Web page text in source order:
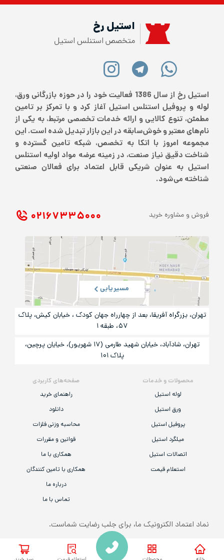
استیل رخ
متخصص استنلس استیل
استیل رخ از سال 1386 فعالیت خود را در حوزه بازرگانی ورق،
لوله و پروفیل استنلس استیل آغاز کرد و با تمرکز بر تامین
مطمئن، تنوع کالایی و ارائه خدمات تخصصی مرتبط، به یکی از
نام‌های معتبر و خوش‌سابقه در این بازار تبدیل شده است. این
مجموعه امروز با اتکا به تخصص، شبکه تامین گسترده و
شناخت دقیق نیاز صنعت، در زمینه عرضه مواد اولیه استنلس
استیل به عنوان شریکی قابل اعتماد برای فعالان صنعتی
شناخته می‌شود.
محصولات و خدمات
لوله استیل
ورق استیل
پروفیل استیل
میلگرد استیل
اتصالات استیل
استعلام قیمت
صفحه‌های کاربردی
راهنمای خرید
دانلود
محاسبه وزنی فلزات
قوانین و مقررات
همکاری با ما
همکاری با تامین کنندگان
درباره ما
تماس با ما
نماد اعتماد الکترونیک ما، برای جلب رضایت شماست.
فروش و مشاوره خرید ۰۲۱ ۶۷۳۳۵۰۰۰
مسیریابی
تهران، بزرگراه آفریقا، بعد از چهارراه جهان کودک ، خیابان کیش، پلاک
۵۷، طبقه ۱
تهران، شادآباد، خیابان شهید طارمی (۱۷ شهریور)، خیایان پرچین،
پلاک ۱۰۱
همه‌ی حقوق مادی و معنوی این وب‌سایت به «شرکت گام استیل صنعت قشم» تعلق